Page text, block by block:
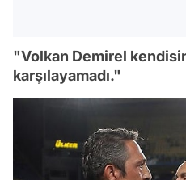
"Volkan Demirel
karşılayamadı."